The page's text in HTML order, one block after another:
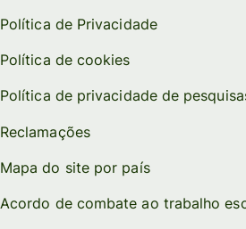
Política de Privacidade
Política de cookies
Política de privacidade de
Reclamações
Mapa do site por país
Acordo de combate ao trabalho